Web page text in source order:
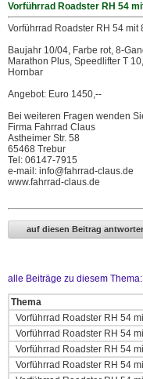
Vorführrad Roadster RH 54
Vorführrad Roadster RH 54 mit
Baujahr 10/04, Farbe rot, 8-
Marathon Plus, Speedlifter T
Hornbar
Angebot: Euro 1450,--
Bei weiteren Fragen wenden
Firma Fahrrad Claus
Astheimer Str. 58
65468 Trebur
Tel: 06147-7915
e-mail: info@fahrrad-claus.de
www.fahrrad-claus.de
alle Beiträge zu diesem Thema:
Thema
Vorführrad Roadster RH 54
Vorführrad Roadster RH 54
Vorführrad Roadster RH 54
Vorführrad Roadster RH 54